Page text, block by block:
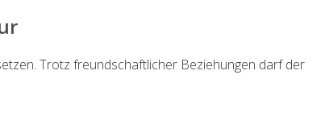
Trotz freundschaftlicher Beziehungen darf der